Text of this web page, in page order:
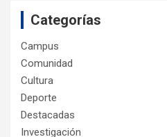
Categorías
Campus
Comunidad
Cultura
Deporte
Destacadas
Investigación